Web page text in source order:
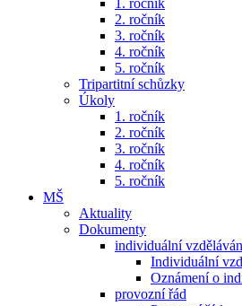
1. ročník
2. ročník
3. ročník
4. ročník
5. ročník
Tripartitní schůzky
Úkoly
1. ročník
2. ročník
3. ročník
4. ročník
5. ročník
MŠ
Aktuality
Dokumenty
individuální
Individuální
Oznámení o
provozní řád